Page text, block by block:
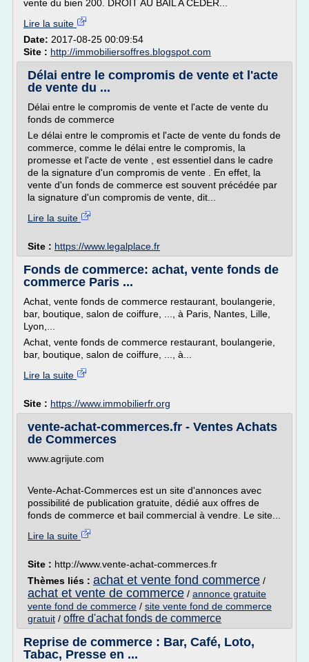
vente du bien 200. DROIT AU BAIL A CEDER...
Lire la suite
Date: 2017-08-25 00:09:54
Site : http://immobiliersoffres.blogspot.com
Délai entre le compromis de vente et l'acte
de vente du ...
Délai entre le compromis de vente et l'acte de vente du
fonds de commerce
Le délai entre le compromis et l'acte de vente du fonds de
commerce, comme le délai entre le compromis, la
promesse et l'acte de vente , est essentiel dans le cadre
de la signature d'un compromis de vente . En effet, la
vente d'un fonds de commerce est souvent précédée par
la signature d'un compromis de vente, dit...
Lire la suite
Site : https://www.legalplace.fr
Fonds de commerce: achat, vente fonds de
commerce Paris ...
Achat, vente fonds de commerce restaurant, boulangerie,
bar, boutique, salon de coiffure, ..., à Paris, Nantes, Lille,
Lyon,...
Achat, vente fonds de commerce restaurant, boulangerie,
bar, boutique, salon de coiffure, ..., à...
Lire la suite
Site : https://www.immobilierfr.org
vente-achat-commerces.fr - Ventes Achats
de Commerces
www.agrijute.com
Vente-Achat-Commerces est un site d'annonces avec
possibilité de publication gratuite, dédié aux offres de
fonds de commerce et bail commercial à vendre. Le site...
Lire la suite
Site : http://www.vente-achat-commerces.fr
Thèmes liés : achat et vente fond commerce /
achat et vente de commerce / annonce gratuite
vente fond de commerce / site vente fond de commerce
gratuit / offre d'achat fonds de commerce
Reprise de commerce : Bar, Café, Loto,
Tabac, Presse en ...